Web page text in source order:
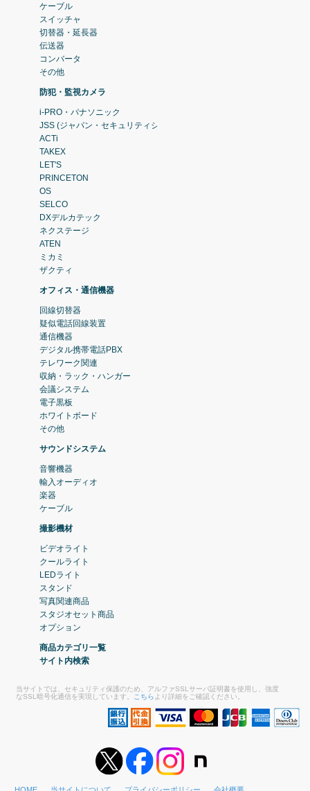
ケーブル
スイッチャ
切替器・延長器
伝送器
コンバータ
その他
防犯・監視カメラ
i-PRO・パナソニック
JSS (ジャパン・セキュリティシステム)
ACTi
TAKEX
LET'S
PRINCETON
OS
SELCO
DXデルカテック
ネクステージ
ATEN
ミカミ
ザクティ
オフィス・通信機器
回線切替器
疑似電話回線装置
通信機器
デジタル携帯電話PBX
テレワーク関連
収納・ラック・ハンガー
会議システム
電子黒板
ホワイトボード
その他
サウンドシステム
音響機器
輸入オーディオ
楽器
ケーブル
撮影機材
ビデオライト
クールライト
LEDライト
スタンド
写真関連商品
スタジオセット商品
オプション
商品カテゴリ一覧
サイト内検索
当サイトでは、セキュリティ保護のため、アルファSSLサーバ証明書を使用し、強度
なSSL暗号化通信を実現しています。
こちら より詳細をご確認ください。